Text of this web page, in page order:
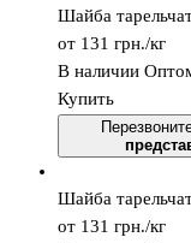
Шайба
от 131 грн./кг
В наличии
Купить
Шайба
от 131 грн./кг